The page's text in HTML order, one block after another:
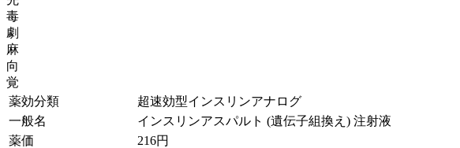
毒
劇
麻
向
覚
薬効分類
超速効型インスリンアナログ
一般名
インスリンアスパルト (遺伝子組換え) 注射液
薬価
216円